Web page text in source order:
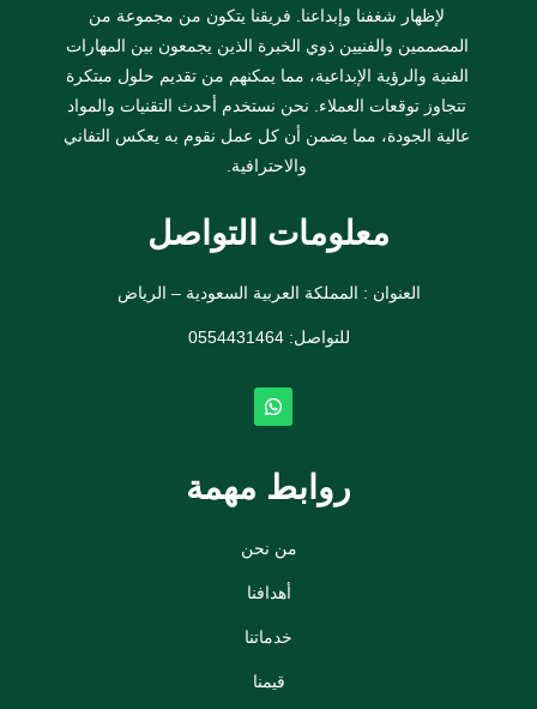
لإظهار شغفنا وإبداعنا. فريقنا يتكون من مجموعة من
المصممين والفنيين ذوي الخبرة الذين يجمعون بين المهارات
الفنية والرؤية الإبداعية، مما يمكنهم من تقديم حلول مبتكرة
تتجاوز توقعات العملاء. نحن نستخدم أحدث التقنيات والمواد
عالية الجودة، مما يضمن أن كل عمل نقوم به يعكس التفاني
والاحترافية.
معلومات التواصل
العنوان : المملكة العربية السعودية – الرياض
للتواصل: ⁦0554431464
روابط مهمة
من نحن
أهدافنا
خدماتنا
قيمنا